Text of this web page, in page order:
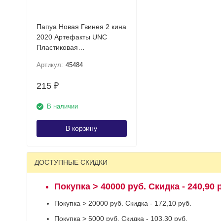
Папуа Новая Гвинея 2 кина
2020 Артефакты UNC
Пластиковая
Артикул: 45484
215 ₽
В наличии
В корзину
ДОСТУПНЫЕ СКИДКИ
Покупка > 40000 руб. Скидка - 240,90
Покупка > 20000 руб. Скидка - 172,10 руб.
Покупка > 5000 руб. Скидка - 103,30 руб.